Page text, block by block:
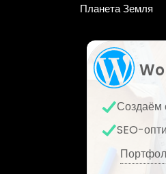
Планета Земля
Создаём
SEO-